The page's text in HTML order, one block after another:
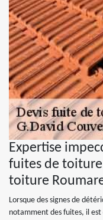
Expertise
fuites de
toiture
Lorsque des signes de
notamment des fuites, il